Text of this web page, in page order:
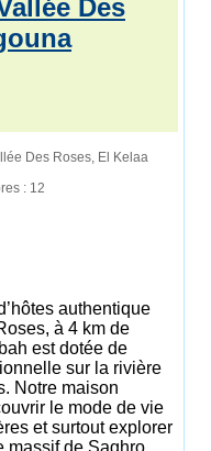
Des
Des Roses, El Kelaa
: 12
authentique
à 4 km de
est dotée de
sur la rivière
Notre maison
le mode de vie
et surtout explorer
massif de Saghro.